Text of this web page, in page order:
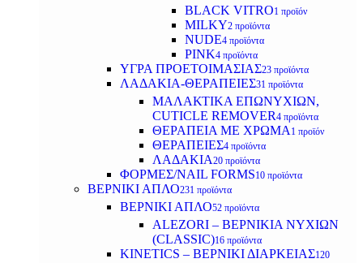
BLACK VITRO1 προϊόν
MILKY2 προϊόντα
NUDE4 προϊόντα
PINK4 προϊόντα
ΥΓΡΑ ΠΡΟΕΤΟΙΜΑΣΙΑΣ23 προϊόντα
ΛΑΔΑΚΙΑ-ΘΕΡΑΠΕΙΕΣ31 προϊόντα
ΜΑΛΑΚΤΙΚΑ ΕΠΩΝΥΧΙΩΝ,
CUTICLE REMOVER4 προϊόντα
ΘΕΡΑΠΕΙΑ ΜΕ ΧΡΩΜΑ 1 προϊόν
ΘΕΡΑΠΕΙΕΣ4 προϊόντα
ΛΑΔΑΚΙΑ20 προϊόντα
ΦΟΡΜΕΣ/NAIL FORMS10 προϊόντα
ΒΕΡΝΙΚΙ ΑΠΛΟ231 προϊόντα
ΒΕΡΝΙΚΙ ΑΠΛΟ52 προϊόντα
ALEZORI – ΒΕΡΝΙΚΙΑ ΝΥΧΙΩΝ
(CLASSIC)16 προϊόντα
KINETICS – ΒΕΡΝΙΚΙ ΔΙΑΡΚΕΙΑΣ120